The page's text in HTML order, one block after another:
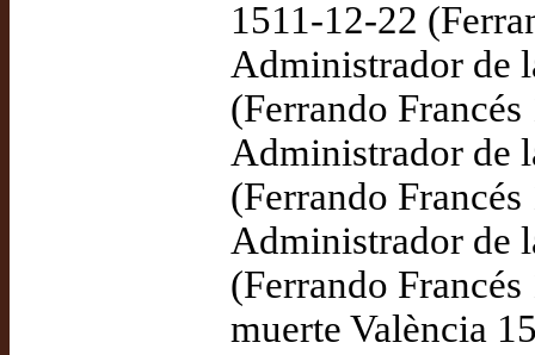
1511-12-22
Administrador de
(Ferrando
Administrador de
(Ferrando
Administrador de
(Ferrando
muerte València